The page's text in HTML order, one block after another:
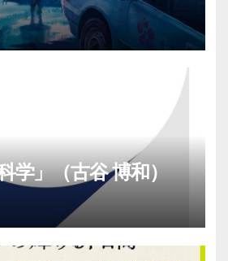
学」（古谷 博和）